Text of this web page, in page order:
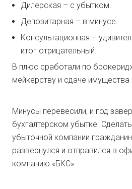
Дилерская – с убытком.
Депозитарная – в минусе.
Консультационная –
итог отрицательный.
В плюс сработали по
мейкерству и сдаче имущества
Минусы перевесили, и год
бухгалтерском убытке.
убыточной компании
развернулся и отправился в
компанию «БКС».